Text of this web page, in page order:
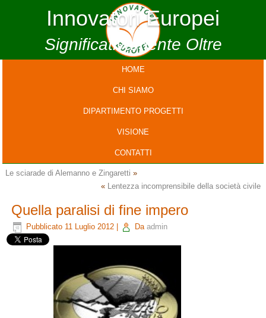
Innovatori Europei
Significativamente Oltre
HOME
CHI SIAMO
DIPARTIMENTO PROGETTI
VISIONE
CONTATTI
Le sciarade di Alemanno e Zingaretti »
« Lentezza incomprensibile della società civile
Quella paralisi di fine impero
Pubblicato 11 Luglio 2012 Da admin